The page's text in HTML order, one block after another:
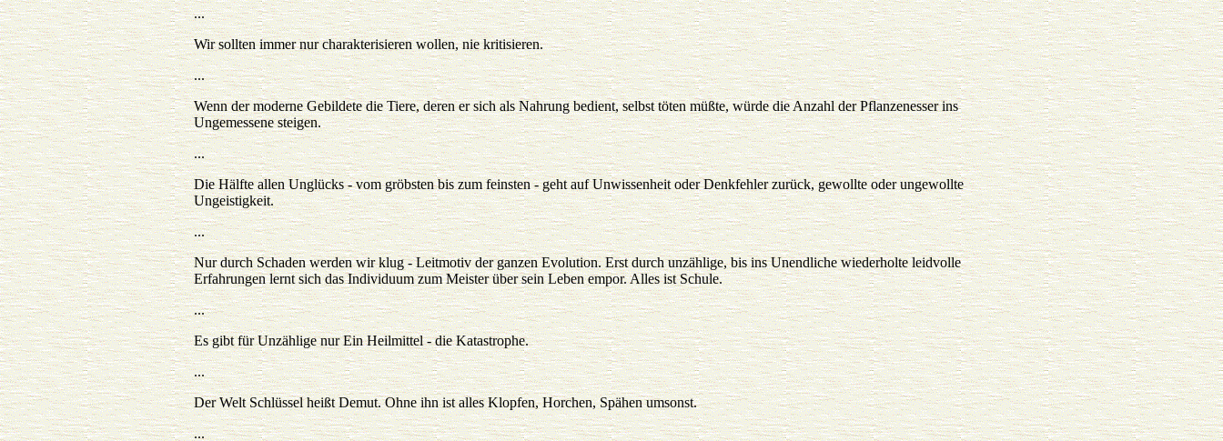
...
Wir sollten immer nur charakterisieren wollen, nie kritisieren.
...
Wenn der moderne Gebildete die Tiere, deren er sich als Nahrung bedient, selbst töten müßte, würde die Anzahl der Pflanzenesser ins
Ungemessene steigen.
...
Die Hälfte allen Unglücks - vom gröbsten bis zum feinsten - geht auf Unwissenheit oder Denkfehler zurück, gewollte oder ungewollte
Ungeistigkeit.
...
Nur durch Schaden werden wir klug - Leitmotiv der ganzen Evolution. Erst durch unzählige, bis ins Unendliche wiederholte leidvolle
Erfahrungen lernt sich das Individuum zum Meister über sein Leben empor. Alles ist Schule.
...
Es gibt für Unzählige nur Ein Heilmittel - die Katastrophe.
...
Der Welt Schlüssel heißt Demut. Ohne ihn ist alles Klopfen, Horchen, Spähen umsonst.
...